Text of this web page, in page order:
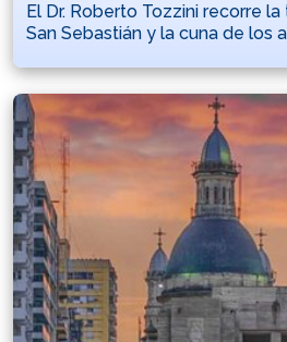
El Dr. Roberto Tozzini recorre
San Sebastián y la cuna de los